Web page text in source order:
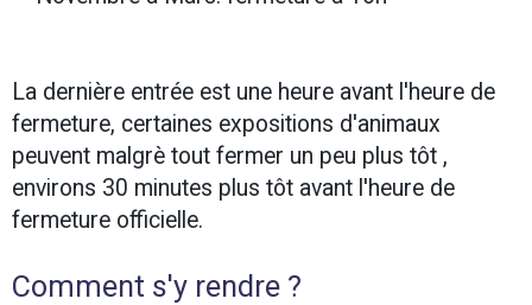
La dernière entrée est une heure avant l'heure de
fermeture, certaines expositions d'animaux
peuvent malgrè tout fermer un peu plus tôt ,
environs 30 minutes plus tôt avant l'heure de
fermeture officielle.
Comment s'y rendre ?